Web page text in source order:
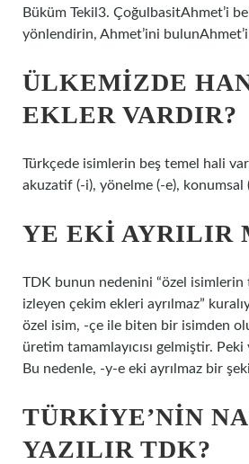
Büküm Tekil3. ÇoğulbasitAhmet’i
yönlendirin, Ahmet’ini
ÜLKEMIZDE
EKLER VARDIR?
Türkçede isimlerin beş temel hali
akuzatif (-i), yönelme (-e), konumsal
YE EKI AYRILIR
TDK bunun nedenini “özel
izleyen çekim ekleri ayrılmaz”
özel isim, -çe ile biten bir isimden
üretim tamamlayıcısı gelmiştir. Peki
Bu nedenle, -y-e eki ayrılmaz bir
TÜRKIYE’NIN
YAZILIR TDK?